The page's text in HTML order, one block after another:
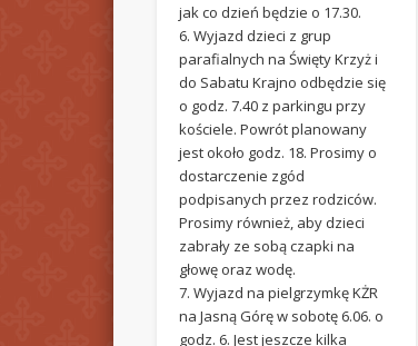
jak co dzień będzie o 17.30.
6. Wyjazd dzieci z grup
parafialnych na Święty Krzyż i
do Sabatu Krajno odbędzie się
o godz. 7.40 z parkingu przy
kościele. Powrót planowany
jest około godz. 18. Prosimy o
dostarczenie zgód
podpisanych przez rodziców.
Prosimy również, aby dzieci
zabrały ze sobą czapki na
głowę oraz wodę.
7. Wyjazd na pielgrzymkę KŻR
na Jasną Górę w sobotę 6.06. o
godz. 6. Jest jeszcze kilka